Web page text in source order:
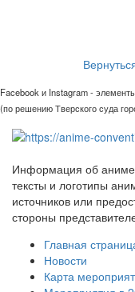
Facebook и Instagram -
(по решению Тверского суда
Информация об
тексты и логотипы
источников или
стороны
Главная
Новости
Карта